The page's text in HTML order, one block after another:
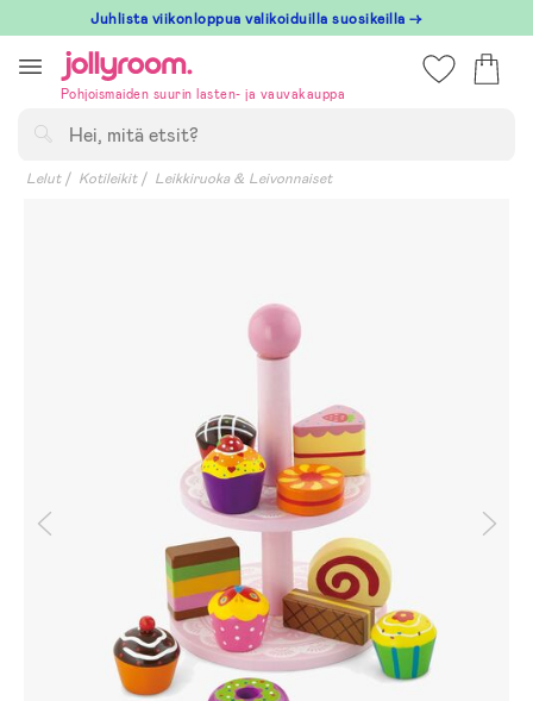
till
innehållet
Juhlista viikonloppua valikoiduilla suosikeilla →
Pohjoismaiden suurin lasten- ja vauvakauppa
Lelut Kotileikit Leikkiruoka & Leivonnaiset